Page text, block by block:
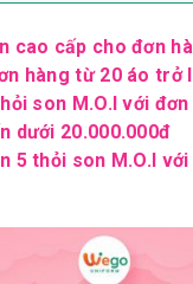
cao cấp cho đơn
hàng từ 20 áo trở
son M.O.I với
dưới 20.000.000đ
5 thỏi son M.O.I